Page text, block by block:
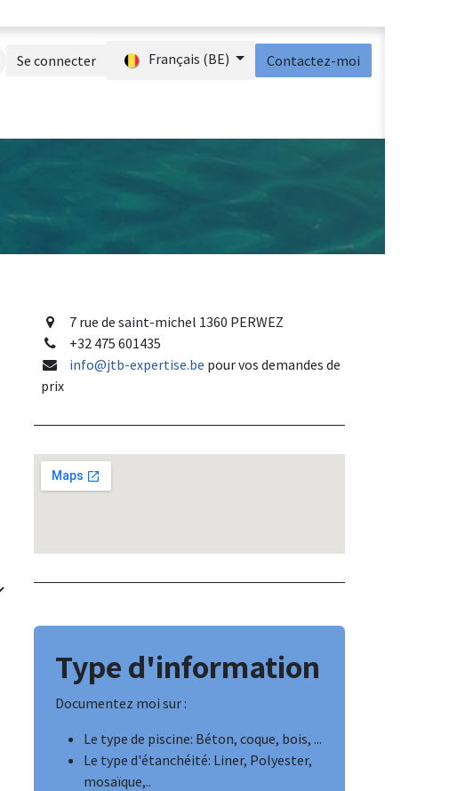
Se connecter
Français (BE) Contactez-moi
7 rue de saint-michel 1360 PERWEZ
+32 475 601435
info@jtb-expertise.be pour vos demandes de
prix
Type d'information
Documentez moi sur :
Le type de piscine: Béton, coque, bois, ...
Le type d'étanchéité: Liner, Polyester,
mosaïque,..